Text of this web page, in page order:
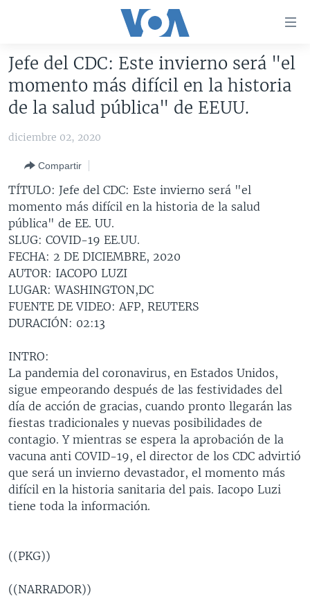
accesibilidad
Salte
contenido
Salte
principal
Salte
búsqueda
AMÉRICA DEL NORTE
EEUU
ELECCIONES EEUU 2024
VOA VERIFICA INMIGRACIÓN
VOA VERIFICA AMÉRICA LATINA
ARGENTINA
BOLIVIA
COLOMBIA
CHILE
PERÚ
ECUADOR
VENEZUELA
CHINA EN AMÉRICA LATINA
CENTROAMÉRICA
COSTA RICA
EL SALVADOR
GUATEMALA
HONDURAS
NICARAGUA
OTRAS SECCIONES
INMIGRACIÓN
LIBERTAD DE PRENSA
MUNDO
ECONOMÍA
TECNOLOGÍA
DEPORTES
CIENCIA Y SALUD
ESPECIALES DE LA VOA
LIBERTAD DE PRENSA
UCRANIA
MULTIMEDIA
FOTOGRAFÍA
AUDIOS
EL MUNDO AL DÍA
FORO INTERAMERICANO
VISIÓN 360
LAS CLAVES
PANORAMA
RADIO
AVANCE INFORMATIVO
AUDIONOTICIAS
BUENOS DÍAS AMÉRICA
ESTADOS UNIDOS AL DÍA
EL MUNDO AL DÍA [RADIO]
ENTRETENIMIENTO
DIRECT
DOCUMENTALES DE LA VOA
Learning English
SÍGANOS
Idiomas
Jefe del CDC: Este invierno será "el
momento más difícil en la historia
de la salud pública" de EEUU.
diciembre 02, 2020
Compartir
TÍTULO: Jefe del CDC: Este invierno será "el
momento más difícil en la historia de la salud
pública" de EE. UU.
SLUG: COVID-19 EE.UU.
FECHA: 2 DE DICIEMBRE, 2020
AUTOR: IACOPO LUZI
LUGAR: WASHINGTON,DC
FUENTE DE VIDEO: AFP, REUTERS
DURACIÓN: 02:13
INTRO:
La pandemia del coronavirus, en Estados Unidos,
sigue empeorando después de las festividades del
día de acción de gracias, cuando pronto llegarán las
fiestas tradicionales y nuevas posibilidades de
contagio. Y mientras se espera la aprobación de la
vacuna anti COVID-19, el director de los CDC advirtió
que será un invierno devastador, el momento más
difícil en la historia sanitaria del pais. Iacopo Luzi
tiene toda la información.
((PKG))
((NARRADOR))